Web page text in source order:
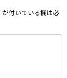
が付いている欄は必